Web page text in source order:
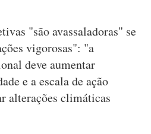
"são avassaladoras" se
vigorosas": "a
deve aumentar
e a escala de ação
alterações climáticas